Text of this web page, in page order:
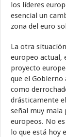
los líderes
esencial un
zona del euro
La otra
europeo actual,
proyecto
que el
como
drásticamente
señal muy mala
europeos. No
lo que está hoy